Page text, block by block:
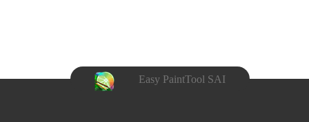
Easy PaintTool SAI